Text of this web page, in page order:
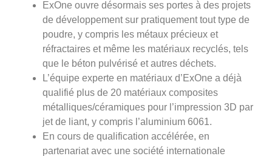
ExOne ouvre désormais ses portes à des projets
de développement sur pratiquement tout type de
poudre, y compris les métaux précieux et
réfractaires et même les matériaux recyclés, tels
que le béton pulvérisé et autres déchets.
L’équipe experte en matériaux d’ExOne a déjà
qualifié plus de 20 matériaux composites
métalliques/céramiques pour l’impression 3D par
jet de liant, y compris l’aluminium 6061.
En cours de qualification accélérée, en
partenariat avec une société internationale